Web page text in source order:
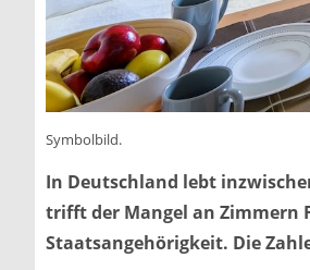
Symbolbild.
In Deutschland lebt
trifft der Mangel an Zimmern
Staatsangehörigkeit. Die